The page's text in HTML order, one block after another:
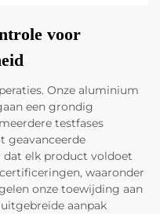
voor
Onze aluminium
een grondig
testfases
geavanceerde
elk product voldoet
waaronder
onze toewijding aan
aanpak